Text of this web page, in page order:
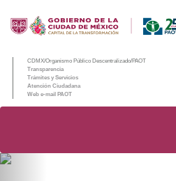
CDMX/Organismo Público Descentralizado/PAOT
Transparencia
Trámites y Servicios
Atención Ciudadana
Web e-mail PAOT